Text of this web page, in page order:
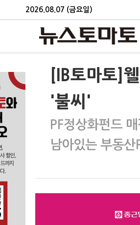
2026.08.07 (금요일)
[IB토마토]
'불씨'
PF정상화펀드
남아있는 부동산